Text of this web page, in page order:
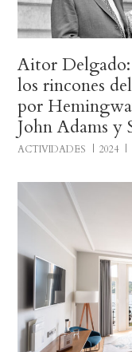
Aitor Delgado:
los rincones
por
John Adams y
ACTIVIDADES 2024